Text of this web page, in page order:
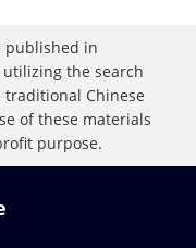
published in
the search
Chinese
of these materials
purpose.